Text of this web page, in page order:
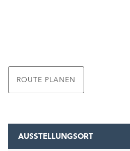
ROUTE PLANEN
AUSSTELLUNGSORT